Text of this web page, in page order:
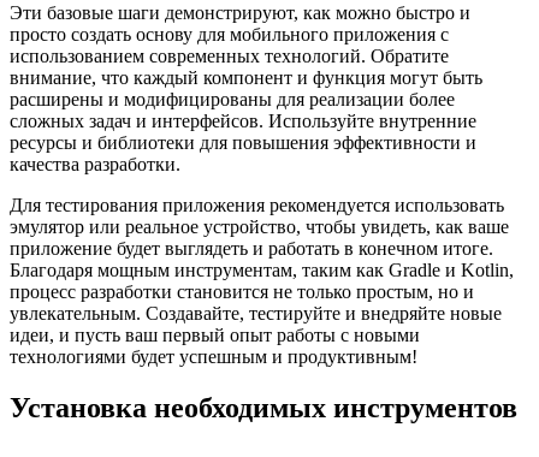
Эти базовые шаги демонстрируют, как можно быстро и
просто создать основу для мобильного приложения с
использованием современных технологий. Обратите
внимание, что каждый компонент и функция могут быть
расширены и модифицированы для реализации более
сложных задач и интерфейсов. Используйте внутренние
ресурсы и библиотеки для повышения эффективности и
качества разработки.
Для тестирования приложения рекомендуется использовать
эмулятор или реальное устройство, чтобы увидеть, как ваше
приложение будет выглядеть и работать в конечном итоге.
Благодаря мощным инструментам, таким как Gradle и Kotlin,
процесс разработки становится не только простым, но и
увлекательным. Создавайте, тестируйте и внедряйте новые
идеи, и пусть ваш первый опыт работы с новыми
технологиями будет успешным и продуктивным!
Установка необходимых инструментов